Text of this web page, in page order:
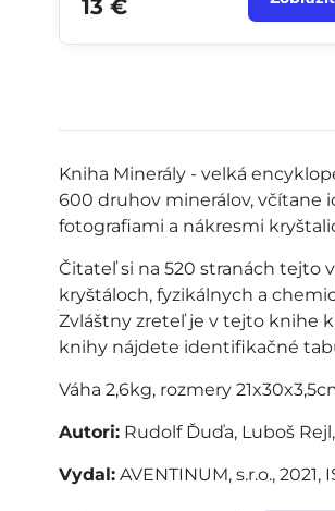
Kniha Minerály - velká
600 druhov minerálov, včítane
fotografiami a nákresmi
Čitateľ si na 520 stranách tejto
kryštáloch, fyzikálnych a
Zvláštny zreteľ je v tejto knihe
knihy nájdete identifikačné
Váha 2,6kg, rozmery
Autori:Rudolf Ďuďa, Luboš
Vydal:AVENTINUM, s.r.o.,
13 €